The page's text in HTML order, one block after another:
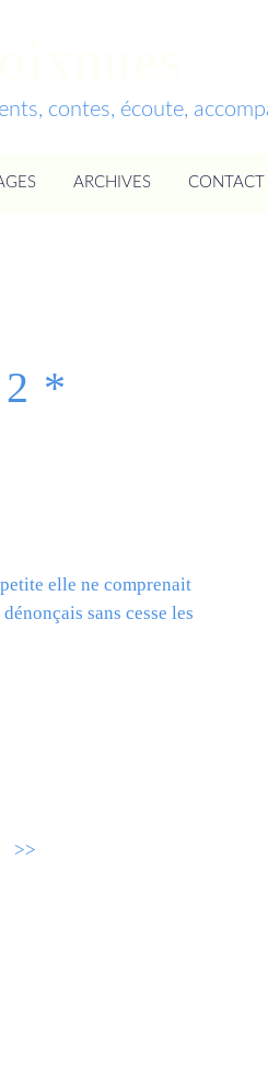
contes, écoute,
ARCHIVES CONTACT
*
elle ne comprenait
sans cesse les
>>